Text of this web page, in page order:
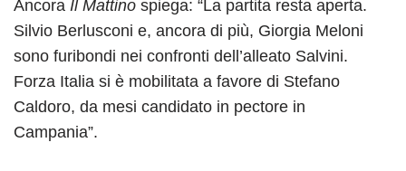
Ancora Il Mattino spiega: “La partita resta aperta.
Silvio Berlusconi e, ancora di più, Giorgia Meloni
sono furibondi nei confronti dell’alleato Salvini.
Forza Italia si è mobilitata a favore di Stefano
Caldoro, da mesi candidato in pectore in
Campania”.